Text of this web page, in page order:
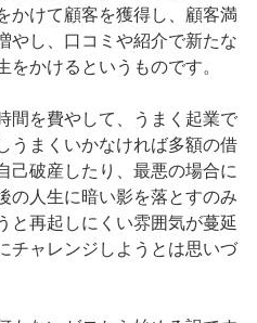
かけて顧客を獲得し、顧客満
やし、口コミや紹介で新たな
をかけるというものです。
間を費やして、うまく起業で
うまくいかなければ多額の借
己破産したり、最悪の場合に
の人生に暗い影を落とすのみ
と再起しにくい雰囲気が蔓延
チャレンジしようとは思いづ